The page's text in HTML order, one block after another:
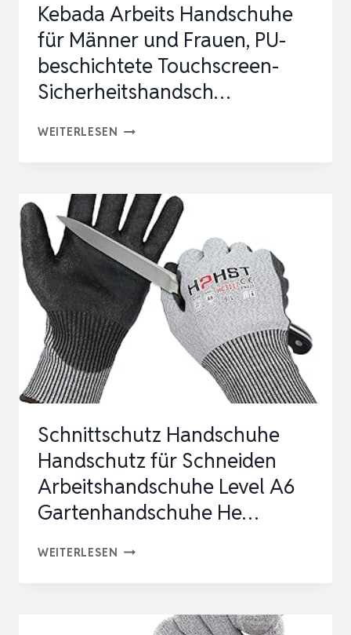
Kebada Arbeits Handschuhe
für Männer und Frauen, PU-
beschichtete Touchscreen-
Sicherheitshandsch…
WEITERLESEN KEBADA
FÜR
MÄNNER
UND
FRAUEN,
PU-
BESCHICHTETE
TOUCHSCREEN-
SICHERHEITSHANDSCH…
Schnittschutz Handschuhe
Handschutz für Schneiden
Arbeitshandschuhe Level A6
Gartenhandschuhe He…
WEITERLESEN SCHNITTSCHUTZ